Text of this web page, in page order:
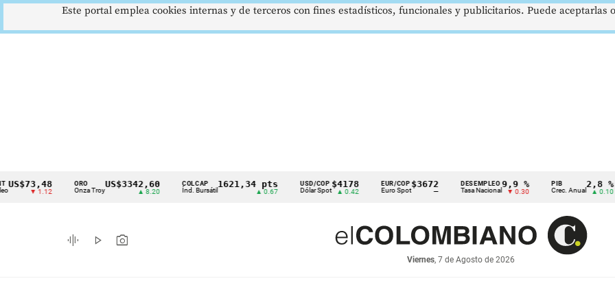
Cintillo
indicadores
económicos
▼ 1.12
ORO
Onza Troy
US$3342,60 COLCAP
Índ. Bursátil
1621,34 pts USD/COP
Dólar Spot
$4178
▲ 0.42
EUR/COP
Euro Spot
$3672
—
DESEMPLEO
Tasa Nacional
9,9 %
▼ 0.30
PIB
Crec. Anual
2,8 %
▲ 0.10
graphic_eq play_arrow photo_camera
Viernes, 7 de Agosto de 2026
Este portal emplea cookies internas y de terceros con fines estadísticos, funcionales y publicitarios. Puede aceptarlas